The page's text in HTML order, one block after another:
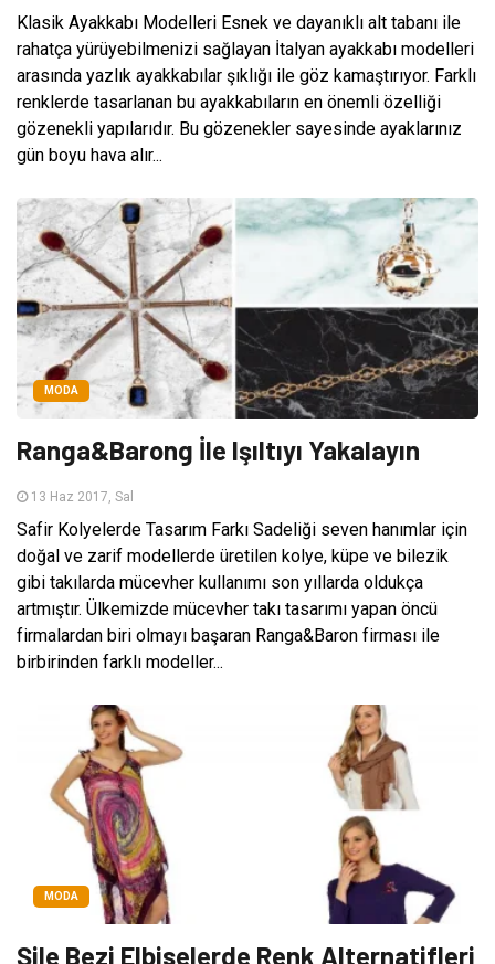
Klasik Ayakkabı Modelleri Esnek ve dayanıklı alt tabanı ile
rahatça yürüyebilmenizi sağlayan İtalyan ayakkabı modelleri
arasında yazlık ayakkabılar şıklığı ile göz kamaştırıyor. Farklı
renklerde tasarlanan bu ayakkabıların en önemli özelliği
gözenekli yapılarıdır. Bu gözenekler sayesinde ayaklarınız
gün boyu hava alır...
MODA
Ranga&Barong İle Işıltıyı Yakalayın
13 Haz 2017, Sal
Safir Kolyelerde Tasarım Farkı Sadeliği seven hanımlar için
doğal ve zarif modellerde üretilen kolye, küpe ve bilezik
gibi takılarda mücevher kullanımı son yıllarda oldukça
artmıştır. Ülkemizde mücevher takı tasarımı yapan öncü
firmalardan biri olmayı başaran Ranga&Baron firması ile
birbirinden farklı modeller...
MODA
Şile Bezi Elbiselerde Renk Alternatifleri